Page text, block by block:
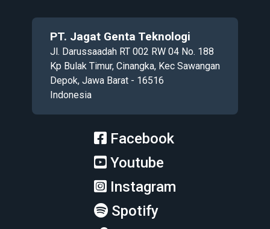
PT. Jagat Genta Teknologi
Jl. Darussaadah RT 002 RW 04 No. 188
Kp Bulak Timur, Cinangka, Kec Sawangan
Depok, Jawa Barat - 16516
Indonesia
Facebook
Youtube
Instagram
Spotify